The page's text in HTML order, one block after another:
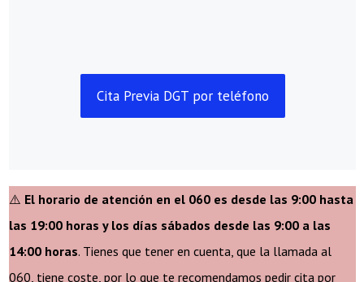
Cita Previa DGT por teléfono
⚠️ El horario de atención en el 060 es desde las 9:00 hasta
las 19:00 horas y los días sábados desde las 9:00 a las
14:00 horas. Tienes que tener en cuenta, que la llamada al
060, tiene coste, por lo que te recomendamos pedir cita por